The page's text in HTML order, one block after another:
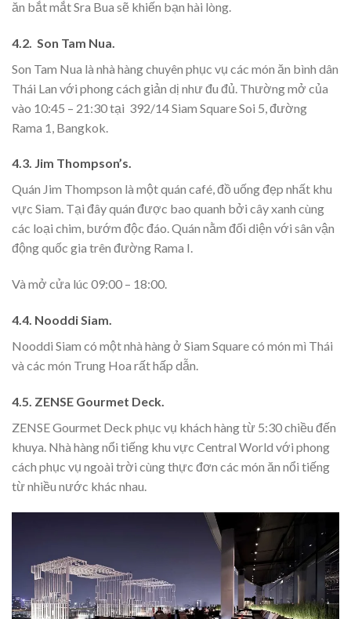
ăn bắt mắt Sra Bua sẽ khiến bạn hài lòng.
4.2. Son Tam Nua.
Son Tam Nua là nhà hàng chuyên phục vụ các món ăn bình dân
Thái Lan với phong cách giản dị như đu đủ. Thường mở của
vào 10:45 – 21:30 tại 392/14 Siam Square Soi 5, đường
Rama 1, Bangkok.
4.3. Jim Thompson’s.
Quán Jim Thompson là một quán café, đồ uống đẹp nhất khu
vực Siam. Tại đây quán được bao quanh bởi cây xanh cùng
các loại chim, bướm độc đáo. Quán nằm đối diện với sân vận
động quốc gia trên đường Rama I.
Và mở cửa lúc 09:00 – 18:00.
4.4. Nooddi Siam.
Nooddi Siam có một nhà hàng ở Siam Square có món mì Thái
và các món Trung Hoa rất hấp dẫn.
4.5. ZENSE Gourmet Deck.
ZENSE Gourmet Deck phục vụ khách hàng từ 5:30 chiều đến
khuya. Nhà hàng nổi tiếng khu vực Central World với phong
cách phục vụ ngoài trời cùng thực đơn các món ăn nổi tiếng
từ nhiều nước khác nhau.